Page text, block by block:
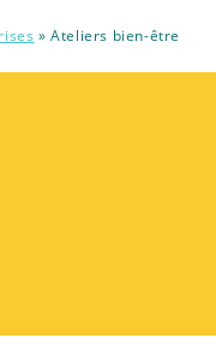
»Ateliers bien-être